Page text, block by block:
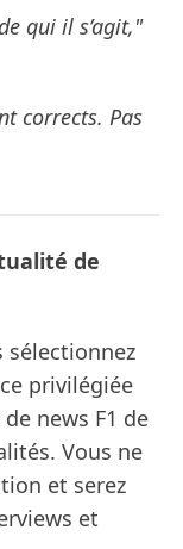
qui il s’agit,"
corrects. Pas
de
sélectionnez
privilégiée
news F1 de
Vous ne
et serez
et